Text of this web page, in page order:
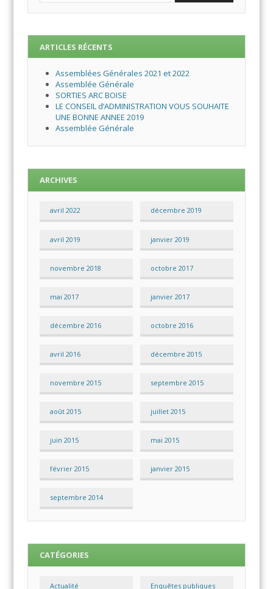
ARTICLES RÉCENTS
Assemblées Générales 2021 et 2022
Assemblée Générale
SORTIES ARC BOISE
LE CONSEIL d’ADMINISTRATION VOUS SOUHAITE
UNE BONNE ANNEE 2019
Assemblée Générale
ARCHIVES
avril 2022 décembre 2019
avril 2019 janvier 2019
novembre 2018 octobre 2017
mai 2017 janvier 2017
décembre 2016 octobre 2016
avril 2016 décembre 2015
novembre 2015 septembre 2015
août 2015 juillet 2015
juin 2015 mai 2015
février 2015 janvier 2015
septembre 2014
CATÉGORIES
Actualité Enquêtes publiques